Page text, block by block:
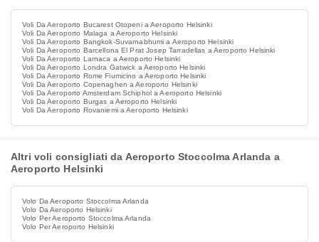
Voli Da Aeroporto Bucarest Otopeni a Aeroporto Helsinki
Voli Da Aeroporto Malaga a Aeroporto Helsinki
Voli Da Aeroporto Bangkok-Suvarnabhumi a Aeroporto Helsinki
Voli Da Aeroporto Barcellona El Prat Josep Tarradellas a Aeroporto Helsinki
Voli Da Aeroporto Larnaca a Aeroporto Helsinki
Voli Da Aeroporto Londra Gatwick a Aeroporto Helsinki
Voli Da Aeroporto Rome Fiumicino a Aeroporto Helsinki
Voli Da Aeroporto Copenaghen a Aeroporto Helsinki
Voli Da Aeroporto Amsterdam Schiphol a Aeroporto Helsinki
Voli Da Aeroporto Burgas a Aeroporto Helsinki
Voli Da Aeroporto Rovaniemi a Aeroporto Helsinki
Altri voli consigliati da Aeroporto Stoccolma Arlanda a
Aeroporto Helsinki
Volo Da Aeroporto Stoccolma Arlanda
Volo Da Aeroporto Helsinki
Volo Per Aeroporto Stoccolma Arlanda
Volo Per Aeroporto Helsinki